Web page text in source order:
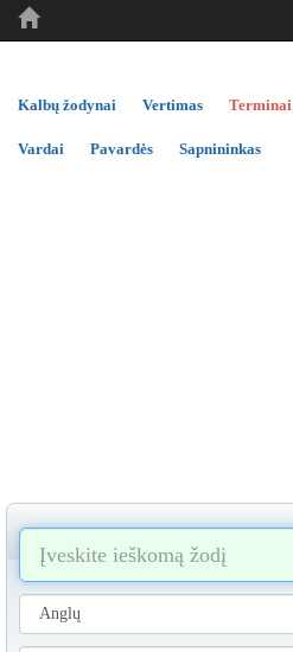
Kalbų žodynai Vertimas Terminai
Vardai Pavardės Sapnininkas